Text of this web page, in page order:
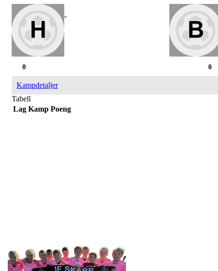
-
0
0
Kampdetaljer
Tabell
Lag Kamp Poeng